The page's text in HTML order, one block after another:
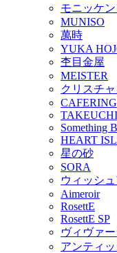
モニッケ
MUNISO
萬時
YUKA
杢目金屋
MEISTER
クリスチ
CAFERING
Something
HEART
星の砂
SORA
ウィッシ
Aimeroir
RosettE
RosettE SP
ヴィヴァー
アンティッ